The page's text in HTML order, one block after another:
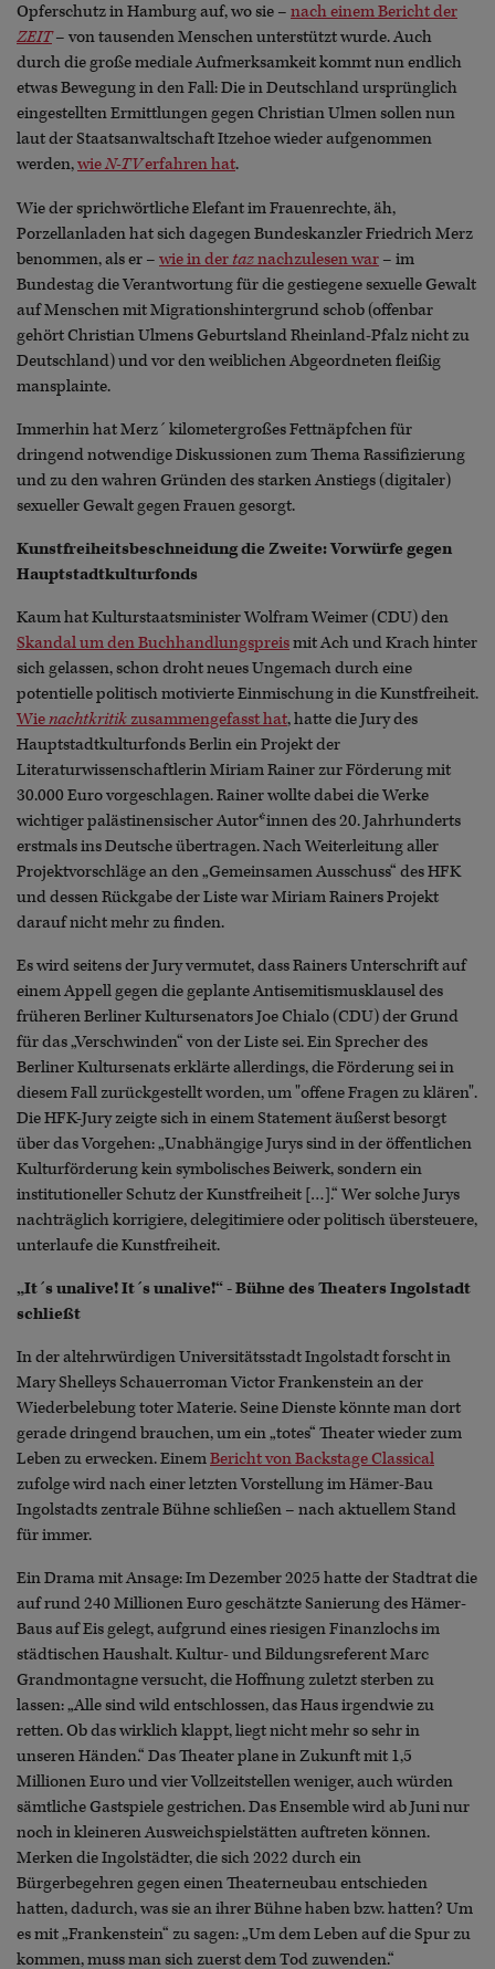
Opferschutz in Hamburg auf, wo sie – nach einem Bericht der
ZEIT– von tausenden Menschen unterstützt wurde. Auch
durch die große mediale Aufmerksamkeit kommt nun endlich
etwas Bewegung in den Fall: Die in Deutschland ursprünglich
eingestellten Ermittlungen gegen Christian Ulmen sollen nun
laut der Staatsanwaltschaft Itzehoe wieder aufgenommen
werden,wieN-TVerfahren hat.
Wie der sprichwörtliche Elefant im Frauenrechte, äh,
Porzellanladen hat sich dagegen Bundeskanzler Friedrich Merz
benommen, als er – wie in der taznachzulesen war – im
Bundestag die Verantwortung für die gestiegene sexuelle Gewalt
auf Menschen mit Migrationshintergrund schob (offenbar
gehört Christian Ulmens Geburtsland Rheinland-Pfalz nicht zu
Deutschland) und vor den weiblichen Abgeordneten fleißig
mansplainte.
Immerhin hat Merz´ kilometergroßes Fettnäpfchen für
dringend notwendige Diskussionen zum Thema Rassifizierung
und zu den wahren Gründen des starken Anstiegs (digitaler)
sexueller Gewalt gegen Frauen gesorgt.
Kunstfreiheitsbeschneidung die Zweite: Vorwürfe gegen
Hauptstadtkulturfonds
Kaum hat Kulturstaatsminister Wolfram Weimer (CDU) den
Skandal um den Buchhandlungspreismit Ach und Krach hinter
sich gelassen, schon droht neues Ungemach durch eine
potentielle politisch motivierte Einmischung in die Kunstfreiheit.
Wienachtkritikzusammengefasst hat, hatte die Jury des
Hauptstadtkulturfonds Berlin ein Projekt der
Literaturwissenschaftlerin Miriam Rainer zur Förderung mit
30.000 Euro vorgeschlagen. Rainer wollte dabei die Werke
wichtiger palästinensischer Autor*innen des 20. Jahrhunderts
erstmals ins Deutsche übertragen. Nach Weiterleitung aller
Projektvorschläge an den „Gemeinsamen Ausschuss“ des HFK
und dessen Rückgabe der Liste war Miriam Rainers Projekt
darauf nicht mehr zu finden.
Es wird seitens der Jury vermutet, dass Rainers Unterschrift auf
einem Appell gegen die geplante Antisemitismusklausel des
früheren Berliner Kultursenators Joe Chialo (CDU) der Grund
für das „Verschwinden“ von der Liste sei. Ein Sprecher des
Berliner Kultursenats erklärte allerdings, die Förderung sei in
diesem Fall zurückgestellt worden, um "offene Fragen zu klären".
Die HFK-Jury zeigte sich in einem Statement äußerst besorgt
über das Vorgehen: „Unabhängige Jurys sind in der öffentlichen
Kulturförderung kein symbolisches Beiwerk, sondern ein
institutioneller Schutz der Kunstfreiheit […].“ Wer solche Jurys
nachträglich korrigiere, delegitimiere oder politisch übersteuere,
unterlaufe die Kunstfreiheit.
„It´s unalive! It´s unalive!“ - Bühne des Theaters Ingolstadt
schließt
In der altehrwürdigen Universitätsstadt Ingolstadt forscht in
Mary Shelleys Schauerroman Victor Frankenstein an der
Wiederbelebung toter Materie. Seine Dienste könnte man dort
gerade dringend brauchen, um ein „totes“ Theater wieder zum
Leben zu erwecken. EinemBericht von Backstage Classical
zufolge wird nach einer letzten Vorstellung im Hämer-Bau
Ingolstadts zentrale Bühne schließen – nach aktuellem Stand
für immer.
Ein Drama mit Ansage: Im Dezember 2025 hatte der Stadtrat die
auf rund 240 Millionen Euro geschätzte Sanierung des Hämer-
Baus auf Eis gelegt, aufgrund eines riesigen Finanzlochs im
städtischen Haushalt. Kultur- und Bildungsreferent Marc
Grandmontagne versucht, die Hoffnung zuletzt sterben zu
lassen: „Alle sind wild entschlossen, das Haus irgendwie zu
retten. Ob das wirklich klappt, liegt nicht mehr so sehr in
unseren Händen.“ Das Theater plane in Zukunft mit 1,5
Millionen Euro und vier Vollzeitstellen weniger, auch würden
sämtliche Gastspiele gestrichen. Das Ensemble wird ab Juni nur
noch in kleineren Ausweichspielstätten auftreten können.
Merken die Ingolstädter, die sich 2022 durch ein
Bürgerbegehren gegen einen Theaterneubau entschieden
hatten, dadurch, was sie an ihrer Bühne haben bzw. hatten? Um
es mit „Frankenstein“ zu sagen: „Um dem Leben auf die Spur zu
kommen, muss man sich zuerst dem Tod zuwenden.“